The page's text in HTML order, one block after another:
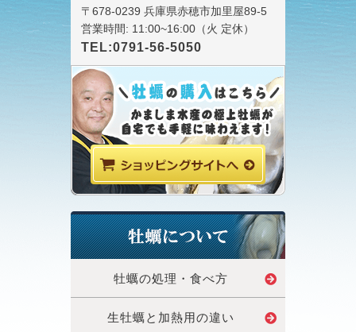
〒678-0239 兵庫県赤穂市加里屋89-5
営業時間: 11:00~16:00（火 定休）
TEL:0791-56-5050
牡蠣の処理・食べ方
生牡蠣と加熱用の違い